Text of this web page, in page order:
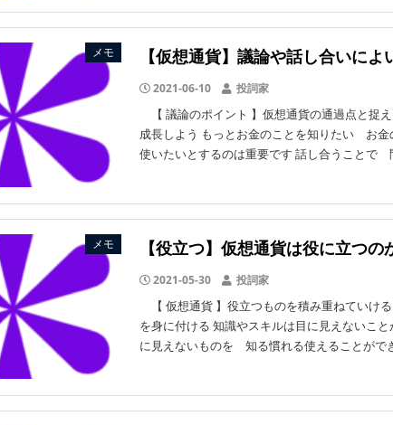
メモ 【仮想通貨】議論や話し合いによ
2021-06-10 投詞家
【 議論のポイント 】仮想通貨の通過点と捉
成長しよう もっとお金のことを知りたい お
使いたいとするのは重要です 話し合うことで
メモ 【役立つ】仮想通貨は役に立つ
2021-05-30 投詞家
【 仮想通貨 】役立つものを積み重ねていけ
を身に付ける 知識やスキルは目に見えないこ
に見えないものを 知る慣れる使えることがで